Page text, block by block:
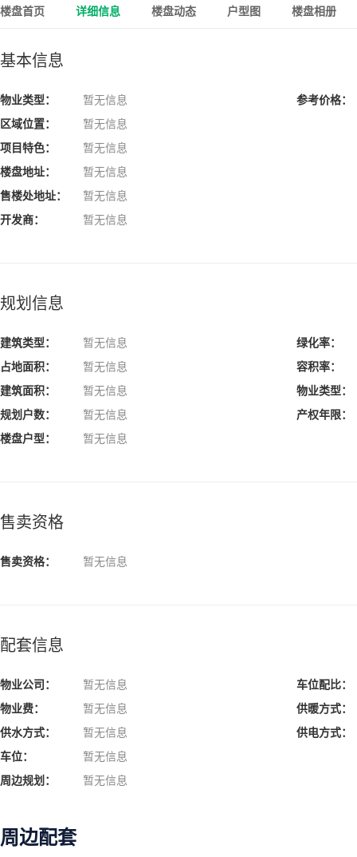
楼盘首页 详细信息 楼盘动态 户型图 楼盘相册
基本信息
物业类型： 暂无信息
参考价格：
区域位置：
暂无信息
项目特色：
暂无信息
楼盘地址：
暂无信息
售楼处地址：
暂无信息
开发商：
暂无信息
规划信息
建筑类型： 暂无信息
绿化率：
占地面积：
暂无信息
容积率：
建筑面积：
暂无信息
物业类型：
规划户数：
暂无信息
产权年限：
楼盘户型：
暂无信息
售卖资格
售卖资格： 暂无信息
配套信息
物业公司： 暂无信息
车位配比：
物业费：
暂无信息
供暖方式：
供水方式：
暂无信息
供电方式：
车位：
暂无信息
周边规划：
暂无信息
周边配套